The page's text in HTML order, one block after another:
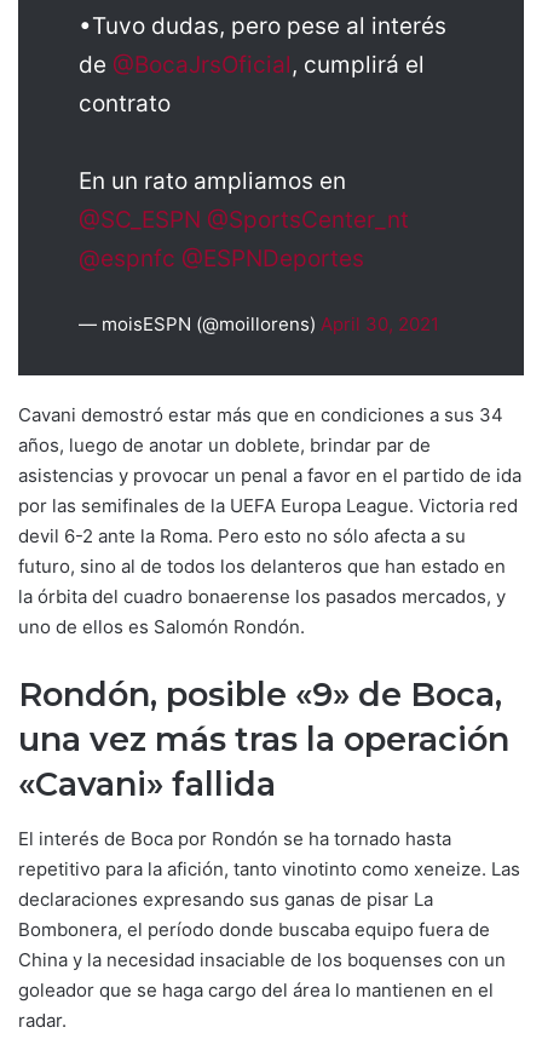
•Tuvo dudas, pero pese al interés
de @BocaJrsOficial, cumplirá el
contrato
En un rato ampliamos en
@SC_ESPN @SportsCenter_nt
@espnfc @ESPNDeportes
— moisESPN (@moillorens) April 30, 2021
Cavani demostró estar más que en condiciones a sus 34
años, luego de anotar un doblete, brindar par de
asistencias y provocar un penal a favor en el partido de ida
por las semifinales de la UEFA Europa League. Victoria red
devil 6-2 ante la Roma. Pero esto no sólo afecta a su
futuro, sino al de todos los delanteros que han estado en
la órbita del cuadro bonaerense los pasados mercados, y
uno de ellos es Salomón Rondón.
Rondón, posible «9» de Boca,
una vez más tras la operación
«Cavani» fallida
El interés de Boca por Rondón se ha tornado hasta
repetitivo para la afición, tanto vinotinto como xeneize. Las
declaraciones expresando sus ganas de pisar La
Bombonera, el período donde buscaba equipo fuera de
China y la necesidad insaciable de los boquenses con un
goleador que se haga cargo del área lo mantienen en el
radar.